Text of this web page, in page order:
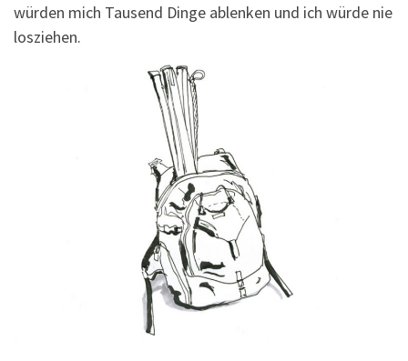
würden mich Tausend Dinge ablenken und ich würde nie
losziehen.